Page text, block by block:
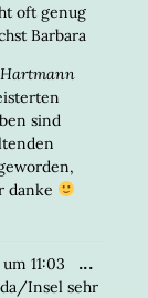
oft genug
Barbara
sind
danke
um 11:03
Insel sehr
...DIESE